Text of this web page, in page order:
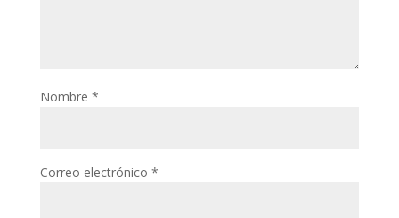
Nombre *
Correo electrónico *